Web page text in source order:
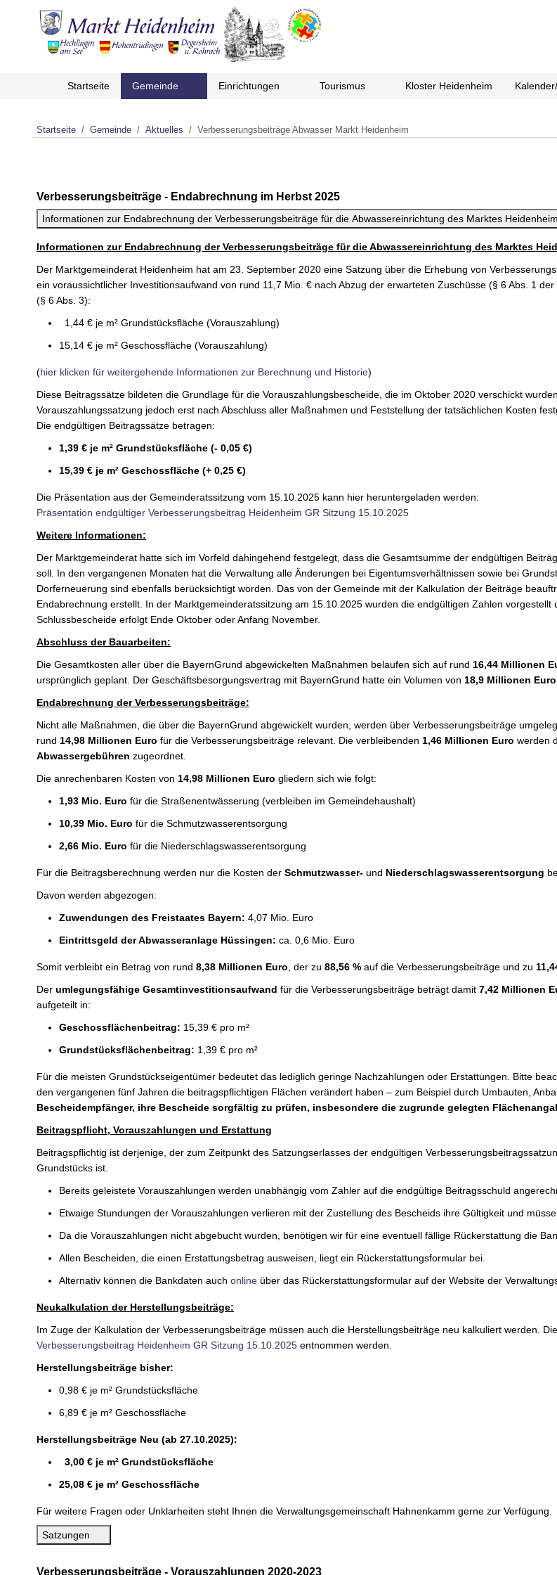
Startseite Gemeinde Einrichtungen Tourismus Kloster Heidenheim
Startseite Gemeinde Aktuelles Verbesserungsbeiträge Abwasser Markt Heidenheim
Verbesserungsbeiträge - Endabrechnung im Herbst 2025
Informationen zur Endabrechnung der Verbesserungsbeiträge für die Abwassereinrichtung des Marktes
Informationen zur Endabrechnung der Verbesserungsbeiträge für die Abwassereinrichtung des Marktes
Der Marktgemeinderat Heidenheim hat am 23. September 2020 eine Satzung über die Erhebung von
ein voraussichtlicher Investitionsaufwand von rund 11,7 Mio. € nach Abzug der erwarteten Zuschüsse (§ 6 Abs. 1
(§ 6 Abs. 3):
1,44 € je m² Grundstücksfläche (Vorauszahlung)
15,14 € je m² Geschossfläche (Vorauszahlung)
(hier klicken für weitergehende Informationen zur Berechnung und Historie)
Diese Beitragssätze bildeten die Grundlage für die Vorauszahlungsbescheide, die im Oktober 2020 verschickt
Vorauszahlungssatzung jedoch erst nach Abschluss aller Maßnahmen und Feststellung der tatsächlichen Kosten
Die endgültigen Beitragssätze betragen:
1,39 € je m² Grundstücksfläche (- 0,05 €)
15,39 € je m² Geschossfläche (+ 0,25 €)
Die Präsentation aus der Gemeinderatssitzung vom 15.10.2025 kann hier heruntergeladen werden:
Präsentation endgültiger Verbesserungsbeitrag Heidenheim GR Sitzung 15.10.2025
Weitere Informationen:
Der Marktgemeinderat hatte sich im Vorfeld dahingehend festgelegt, dass die Gesamtsumme der endgültigen
soll. In den vergangenen Monaten hat die Verwaltung alle Änderungen bei Eigentumsverhältnissen sowie bei
Dorferneuerung sind ebenfalls berücksichtigt worden. Das von der Gemeinde mit der Kalkulation der Beiträge
Endabrechnung erstellt. In der Marktgemeinderatssitzung am 15.10.2025 wurden die endgültigen Zahlen
Schlussbescheide erfolgt Ende Oktober oder Anfang November.
Abschluss der Bauarbeiten:
Die Gesamtkosten aller über die BayernGrund abgewickelten Maßnahmen belaufen sich auf rund 16,44 Millionen
ursprünglich geplant. Der Geschäftsbesorgungsvertrag mit BayernGrund hatte ein Volumen von 18,9 Millionen Euro
Endabrechnung der Verbesserungsbeiträge:
Nicht alle Maßnahmen, die über die BayernGrund abgewickelt wurden, werden über Verbesserungsbeiträge
rund 14,98 Millionen Euro für die Verbesserungsbeiträge relevant. Die verbleibenden 1,46 Millionen Euro werden
Abwassergebühren zugeordnet.
Die anrechenbaren Kosten von 14,98 Millionen Euro gliedern sich wie folgt:
1,93 Mio. Euro für die Straßenentwässerung (verbleiben im Gemeindehaushalt)
10,39 Mio. Euro für die Schmutzwasserentsorgung
2,66 Mio. Euro für die Niederschlagswasserentsorgung
Für die Beitragsberechnung werden nur die Kosten der Schmutzwasser- und Niederschlagswasserentsorgung
Davon werden abgezogen:
Zuwendungen des Freistaates Bayern: 4,07 Mio. Euro
Eintrittsgeld der Abwasseranlage Hüssingen: ca. 0,6 Mio. Euro
Somit verbleibt ein Betrag von rund 8,38 Millionen Euro , der zu 88,56 % auf die Verbesserungsbeiträge und zu
Der umlegungsfähige Gesamtinvestitionsaufwand für die Verbesserungsbeiträge beträgt damit 7,42 Millionen
aufgeteilt in:
Geschossflächenbeitrag: 15,39 € pro m²
Grundstücksflächenbeitrag: 1,39 € pro m²
Für die meisten Grundstückseigentümer bedeutet das lediglich geringe Nachzahlungen oder Erstattungen. Bitte
den vergangenen fünf Jahren die beitragspflichtigen Flächen verändert haben – zum Beispiel durch Umbauten,
Bescheidempfänger, ihre Bescheide sorgfältig zu prüfen, insbesondere die zugrunde gelegten
Beitragspflicht, Vorauszahlungen und Erstattung
Beitragspflichtig ist derjenige, der zum Zeitpunkt des Satzungserlasses der endgültigen
Grundstücks ist.
Bereits geleistete Vorauszahlungen werden unabhängig vom Zahler auf die endgültige Beitragsschuld
Etwaige Stundungen der Vorauszahlungen verlieren mit der Zustellung des Bescheids ihre Gültigkeit und
Da die Vorauszahlungen nicht abgebucht wurden, benötigen wir für eine eventuell fällige Rückerstattung die
Allen Bescheiden, die einen Erstattungsbetrag ausweisen, liegt ein Rückerstattungsformular bei.
Alternativ können die Bankdaten auch online über das Rückerstattungsformular auf der Website der
Neukalkulation der Herstellungsbeiträge:
Im Zuge der Kalkulation der Verbesserungsbeiträge müssen auch die Herstellungsbeiträge neu kalkuliert werden.
Verbesserungsbeitrag Heidenheim GR Sitzung 15.10.2025 entnommen werden.
Herstellungsbeiträge bisher:
0,98 € je m² Grundstücksfläche
6,89 € je m² Geschossfläche
Herstellungsbeiträge Neu (ab 27.10.2025):
3,00 € je m² Grundstücksfläche
25,08 € je m² Geschossfläche
Für weitere Fragen oder Unklarheiten steht Ihnen die Verwaltungsgemeinschaft Hahnenkamm gerne zur Verfügung.
Satzungen
Verbesserungsbeiträge - Vorauszahlungen 2020-2023